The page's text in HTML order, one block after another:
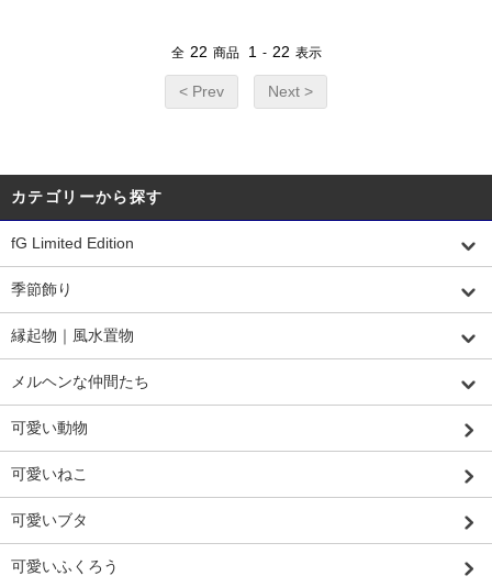
全 22 商品 1 - 22 表示
< Prev Next >
カテゴリーから探す
fG Limited Edition
季節飾り
縁起物｜風水置物
メルヘンな仲間たち
可愛い動物
可愛いねこ
可愛いブタ
可愛いふくろう